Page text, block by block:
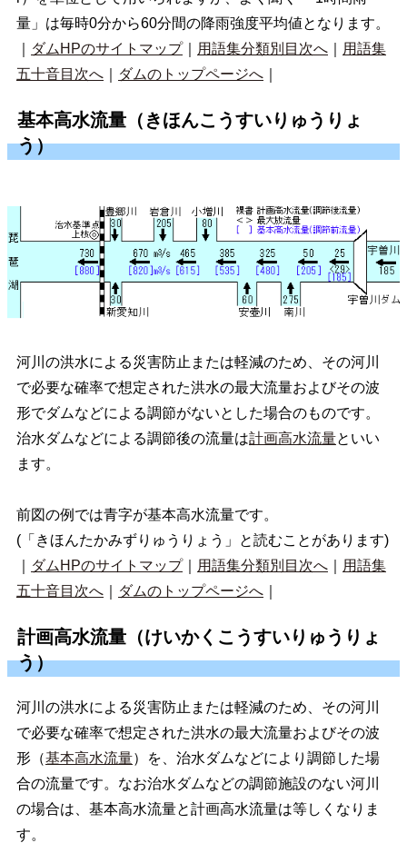
量」は毎時0分から60分間の降雨強度平均値となります。
ダムHPのサイトマップ｜ 用語集分類別目次へ
用語集
五十音目次へ
ダムのトップページへ
基本高水流量（きほんこうすいりゅうりょ
う）
河川の洪水による災害防止または軽減のため、その河川
で必要な確率で想定された洪水の最大流量およびその波
形でダムなどによる調節がないとした場合のものです。
治水ダムなどによる調節後の流量は計画高水流量といい
ます。
前図の例では青字が基本高水流量です。
(「きほんたかみずりゅうりょう」と読むことがあります)
ダムHPのサイトマップ｜ 用語集分類別目次へ
用語集
五十音目次へ
ダムのトップページへ
計画高水流量（けいかくこうすいりゅうりょ
う）
河川の洪水による災害防止または軽減のため、その河川
で必要な確率で想定された洪水の最大流量およびその波
形（基本高水流量）を、治水ダムなどにより調節した場
合の流量です。なお治水ダムなどの調節施設のない河川
の場合は、基本高水流量と計画高水流量は等しくなりま
す。